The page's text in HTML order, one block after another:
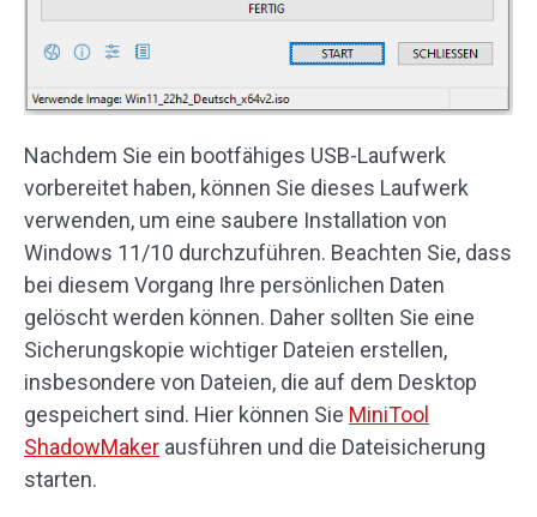
Nachdem Sie ein bootfähiges USB-Laufwerk
vorbereitet haben, können Sie dieses Laufwerk
verwenden, um eine saubere Installation von
Windows 11/10 durchzuführen. Beachten Sie, dass
bei diesem Vorgang Ihre persönlichen Daten
gelöscht werden können. Daher sollten Sie eine
Sicherungskopie wichtiger Dateien erstellen,
insbesondere von Dateien, die auf dem Desktop
gespeichert sind. Hier können Sie MiniTool
ShadowMaker ausführen und die Dateisicherung
starten.